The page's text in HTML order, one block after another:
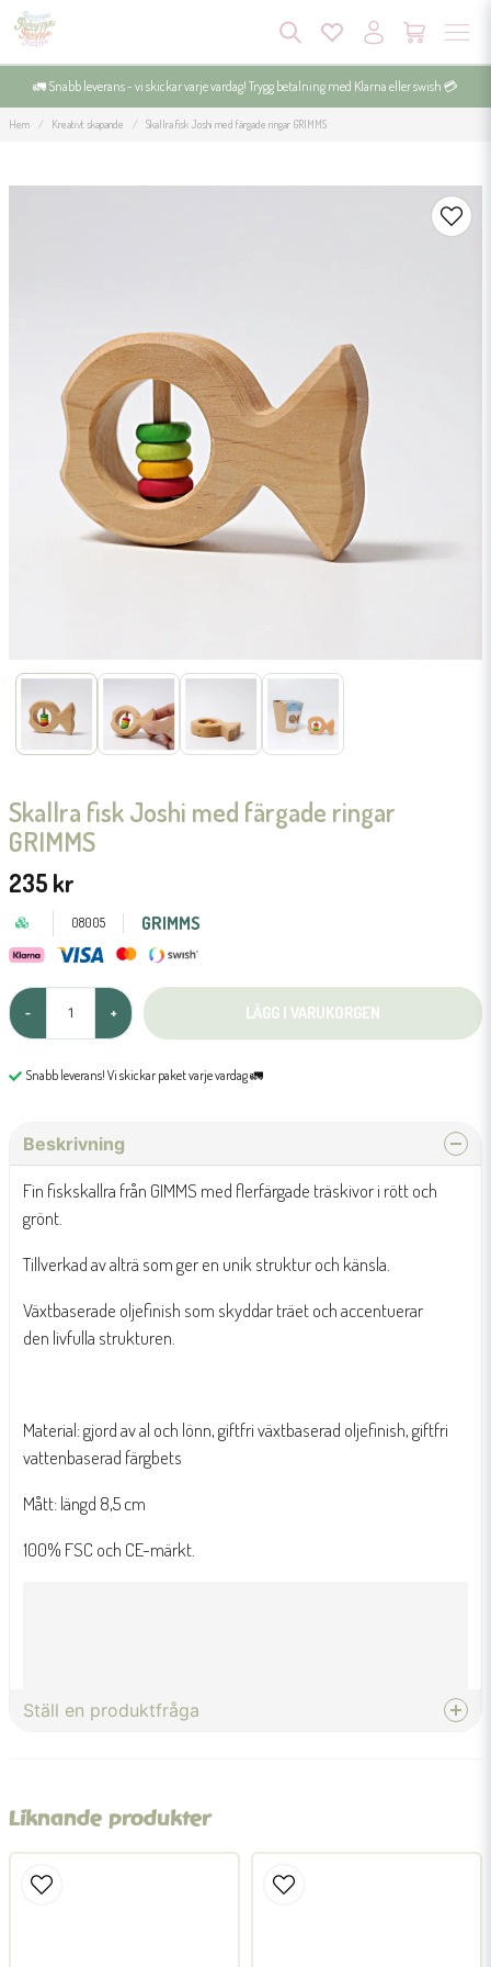
🚛 Snabb leverans - vi skickar varje vardag! Trygg betalning med Klarna eller swish 💳
Hem Kreativt skapande Skallra fisk Joshi med färgade ringar GRIMMS
Skallra fisk Joshi med färgade ringar
GRIMMS
235 kr
08005 GRIMMS
- + LÄGG I VARUKORGEN
Snabb leverans! Vi skickar paket varje vardag 🚛
Beskrivning
Fin fiskskallra från GIMMS med flerfärgade träskivor i rött och
grönt.
Tillverkad av alträ som ger en unik struktur och känsla.
Växtbaserade oljefinish som skyddar träet och accentuerar
den livfulla strukturen.
Material: gjord av al och lönn, giftfri växtbaserad oljefinish, giftfri
vattenbaserad färgbets
Mått: längd 8,5 cm
100% FSC och CE-märkt.
Ställ en produktfråga
name
Namn
Liknande produkter